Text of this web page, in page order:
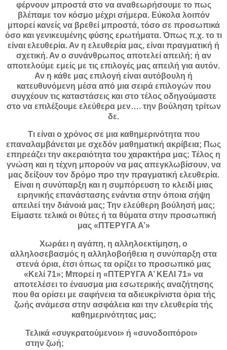
φέρνουν μπροστά στο να αναθεωρήσουμε το πως
βλέπαμε τον κόσμο μέχρι σήμερα. Εύκολα λοιπόν
μπορεί κανείς να βρεθεί μπροστά, τόσο σε προσωπικά
όσο και γενικευμένης φύσης ερωτήματα. Όπως π.χ. το τι
είναι ελευθερία. Αν η ελευθερία μας, είναι πραγματική ή
σχετική. Αν ο συνάνθρωπος αποτελεί απειλή; ή αν
αποτελούμε εμείς με τις επιλογές μας απειλή για αυτόν.
Αν η κάθε μας επιλογή είναι αυτόβουλη ή
κατευθυνόμενη μέσα από μια σειρά επιλογών που
συγχέουν τις καταστάσεις και στο τέλος οδηγούμαστε
στο να επιλέξουμε ελεύθερα μεν…. την βούληση τρίτων
δε.
Τι είναι ο χρόνος σε μια καθημερινότητα που
επαναλαμβάνεται με σχεδόν μαθηματική ακρίβεια; Πως
επηρεάζει την ακεραιότητα του χαρακτήρα μας; Τέλος η
γνώση και η τέχνη μπορούν να μας απεγκλωβίσουν, να
μας δείξουν τον δρόμο προ την πραγματική ελευθερία.
Είναι η συνύπαρξη και η συμπόρευση το κλειδί μιας
ειρηνικής επανάστασης ενάντια στην όποια σήψη
απειλεί την διάνοιά μας; Την ελεύθερη βούλησή μας;
Είμαστε τελικά οι θύτες ή τα θύματα στην προσωπική
μας «ΠΤΕΡΥΓΑ Α’»
Χωράει η αγάπη, η αλληλοεκτίμηση, ο
αλληλοσεβασμός η αλληλοβοήθεια η συνύπαρξη στα
στενά όρια, έτσι όπως τα ορίζει το προσωπικό μας
«Κελί 71»; Μπορεί η «ΠΤΕΡΥΓΑ Α’ ΚΕΛΙ 71» να
αποτελέσει το έναυσμα μια εσωτερικής αναζήτησης
που θα ορίσει με σαφήνεια τα αδιευκρίνιστα όρια τής
ζωής ανάμεσα στην ασφάλεια και την ελευθερία τής
καθημερινότητας μας;
Τελικά «συγκρατούμενοι» ή «συνοδοιπόροι»
στην ζωή;